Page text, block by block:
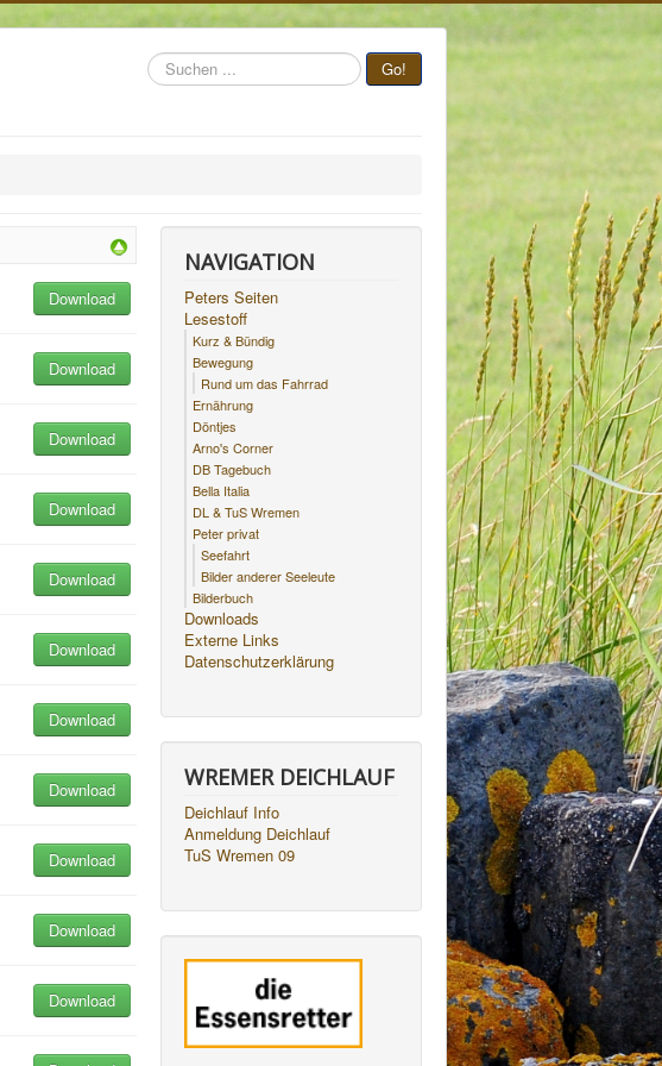
Suchen
...
Go!
Download
Download
Download
Download
Download
Download
Download
Download
Download
Download
Download
NAVIGATION
Peters Seiten
Lesestoff
Kurz & Bündig
Bewegung
Rund um das Fahrrad
Ernährung
Döntjes
Arno's Corner
DB Tagebuch
Bella Italia
DL & TuS Wremen
Peter privat
Seefahrt
Bilder anderer Seeleute
Bilderbuch
Downloads
Externe Links
Datenschutzerklärung
WREMER DEICHLAUF
Deichlauf Info
Anmeldung Deichlauf
TuS Wremen 09